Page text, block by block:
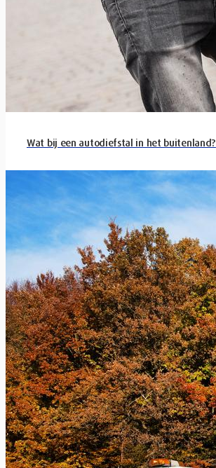
Wat bij een autodiefstal in het buitenland?